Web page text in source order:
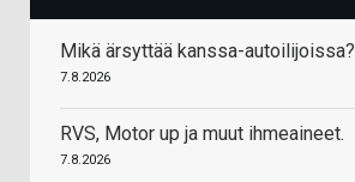
Mikä ärsyttää kanssa-autoilijoissa?
7.8.2026
RVS, Motor up ja muut ihmeaineet.
7.8.2026